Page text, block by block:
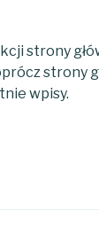
strony
strony
wpisy.